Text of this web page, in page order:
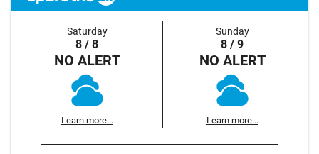
Saturday
8 / 8
NO ALERT
Learn more...
Sunday
8 / 9
NO ALERT
Learn more...